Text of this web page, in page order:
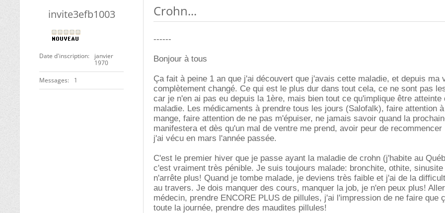
invite3efb1003
Date d'inscription
janvier
1970
Messages 1
Crohn...
------
Bonjour à tous
Ça fait à peine 1 an que j'ai découvert que j'avais cette maladie, et depuis ma
complètement changé. Ce qui est le plus dur dans tout cela, ce ne sont pas
car je n'en ai pas eu depuis la 1ère, mais bien tout ce qu'implique être atteinte
maladie. Les médicaments à prendre tous les jours (Salofalk), faire attention
mange, faire attention de ne pas m'épuiser, ne jamais savoir quand la
manifestera et dès qu'un mal de ventre me prend, avoir peur de recommencer
j'ai vécu en mars l'année passée.
C'est le premier hiver que je passe ayant la maladie de crohn (j'habite au
c'est vraiment très pénible. Je suis toujours malade: bronchite, othite,
n'arrête plus! Quand je tombe malade, je deviens très faible et j'ai de la
au travers. Je dois manquer des cours, manquer la job, je n'en peux plus!
médecin, prendre ENCORE PLUS de pillules, j'ai l'impression de ne faire que
toute la journée, prendre des maudites pillules!